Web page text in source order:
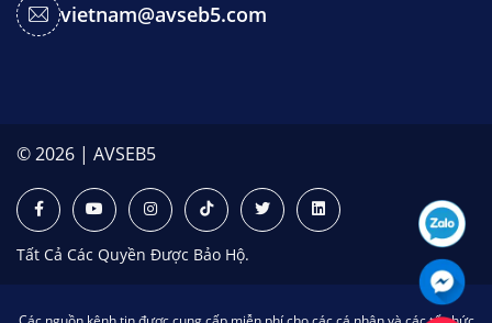
vietnam@avseb5.com
© 2026 | AVSEB5
Tất Cả Các Quyền Được Bảo Hộ.